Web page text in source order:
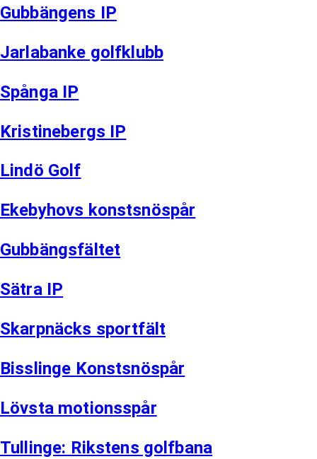
Gubbängens IP
Jarlabanke golfklubb
Spånga IP
Kristinebergs IP
Lindö Golf
Ekebyhovs konstsnöspår
Gubbängsfältet
Sätra IP
Skarpnäcks sportfält
Bisslinge Konstsnöspår
Lövsta motionsspår
Tullinge: Rikstens golfbana